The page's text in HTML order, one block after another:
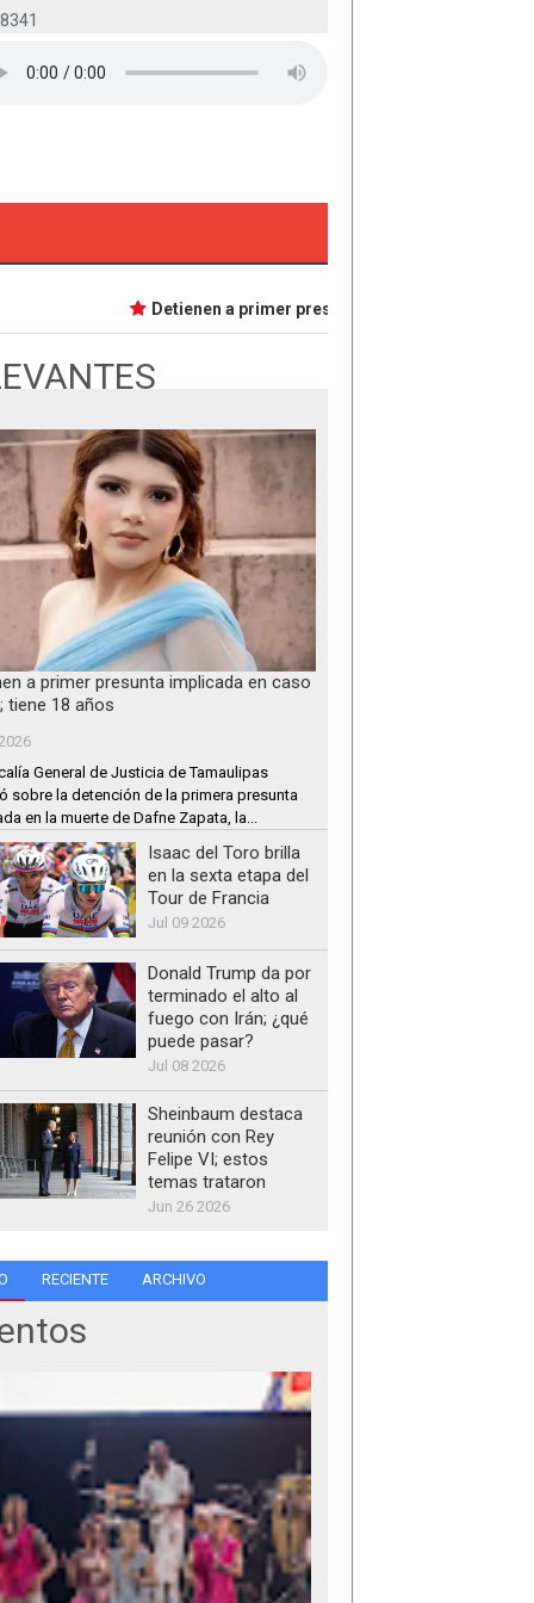
Detienen a primer presunta implicada en caso
a primer presunta implicada en caso
tiene 18 años
General de Justicia de Tamaulipas
sobre la detención de la primera presunta
en la muerte de Dafne Zapata, la...
Isaac del Toro brilla
en la sexta etapa del
Tour de Francia
Jul 09 2026
Donald Trump da por
terminado el alto al
fuego con Irán; ¿qué
puede pasar?
Jul 08 2026
Sheinbaum destaca
reunión con Rey
Felipe VI; estos
temas trataron
Jun 26 2026
RECIENTE ARCHIVO